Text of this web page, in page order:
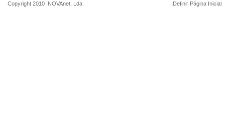
Copyright 2010 INOVAnet , Lda. Definir Página Inicial